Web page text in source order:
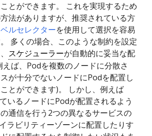
とができます。 これを実現するため
法がありますが、推奨されている方
ルセレクターを使用して選択を容易
多くの場合、このような制約を設定
スケジューラーが自動的に妥当な配
ば、Podを複数のノードに分散さ
が十分でないノードにPodを配置し
とができます)。 しかし、例えば
いるノードにPodが配置されるよう
通信を行う2つの異なるサービスの
ラビリティーゾーンに配置したりす